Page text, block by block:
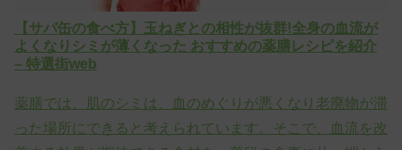
【サバ缶の食べ方】玉ねぎとの相性が抜群!全身の血流が
よくなりシミが薄くなった おすすめの薬膳レシピを紹介
– 特選街web
薬膳では、肌のシミは、血のめぐりが悪くなり老廃物が滞
った場所にできると考えられています。そこで、血流を改